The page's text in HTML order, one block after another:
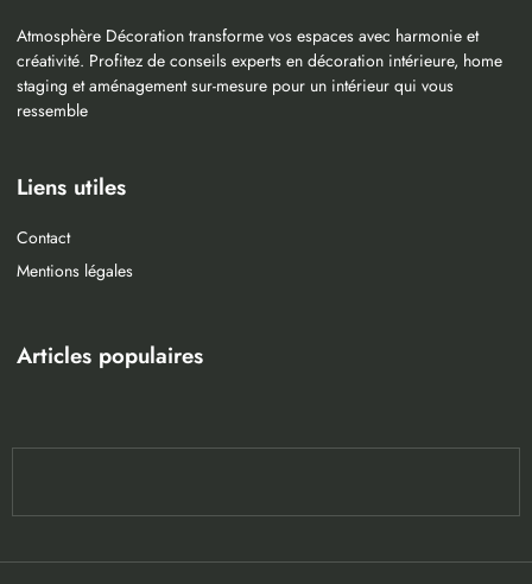
Atmosphère Décoration transforme vos espaces avec harmonie et
créativité. Profitez de conseils experts en décoration intérieure, home
staging et aménagement sur-mesure pour un intérieur qui vous
ressemble
Liens utiles
Contact
Mentions légales
Articles populaires